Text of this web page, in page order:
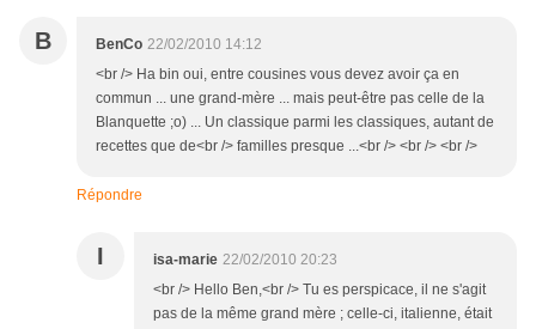
B BenCo 22/02/2010 14:12
<br /> Ha bin oui, entre cousines vous devez avoir ça en
commun ... une grand-mère ... mais peut-être pas celle de la
Blanquette ;o) ... Un classique parmi les classiques, autant de
recettes que de<br /> familles presque ...<br /> <br /> <br />
Répondre
I isa-marie 22/02/2010 20:23
<br /> Hello Ben,<br /> Tu es perspicace, il ne s'agit
pas de la même grand mère ; celle-ci, italienne, était